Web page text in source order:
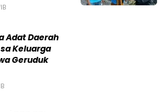
Adat Daerah
Keluarga
Geruduk